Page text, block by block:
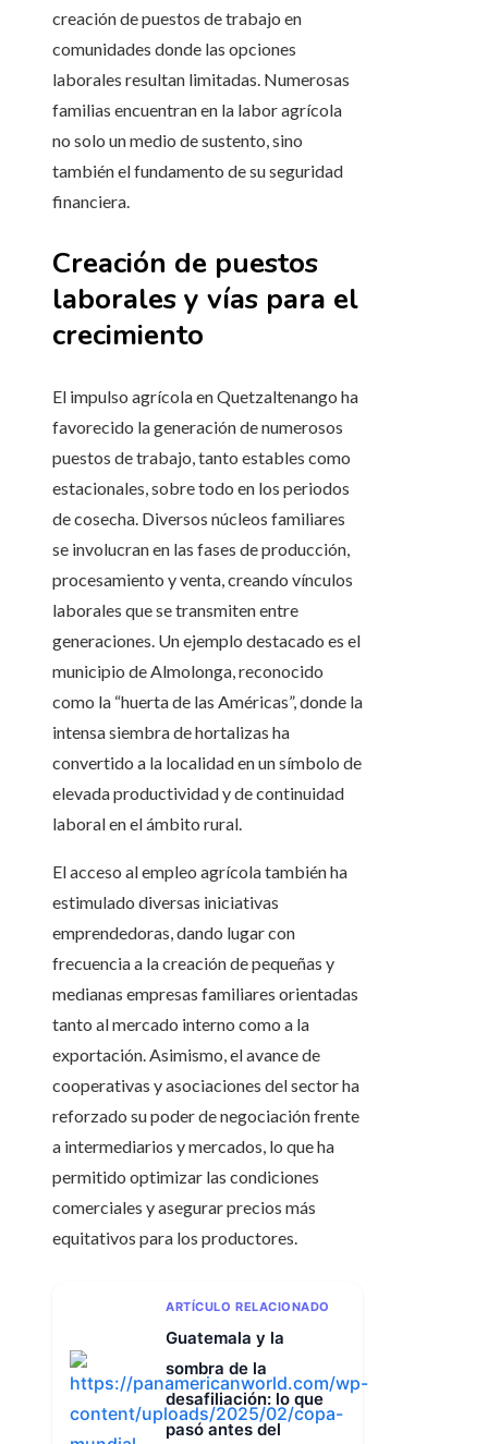
creación de puestos de trabajo en
comunidades donde las opciones
laborales resultan limitadas. Numerosas
familias encuentran en la labor agrícola
no solo un medio de sustento, sino
también el fundamento de su seguridad
financiera.
Creación de puestos
laborales y vías para el
crecimiento
El impulso agrícola en Quetzaltenango ha
favorecido la generación de numerosos
puestos de trabajo, tanto estables como
estacionales, sobre todo en los periodos
de cosecha. Diversos núcleos familiares
se involucran en las fases de producción,
procesamiento y venta, creando vínculos
laborales que se transmiten entre
generaciones. Un ejemplo destacado es el
municipio de Almolonga, reconocido
como la “huerta de las Américas”, donde la
intensa siembra de hortalizas ha
convertido a la localidad en un símbolo de
elevada productividad y de continuidad
laboral en el ámbito rural.
El acceso al empleo agrícola también ha
estimulado diversas iniciativas
emprendedoras, dando lugar con
frecuencia a la creación de pequeñas y
medianas empresas familiares orientadas
tanto al mercado interno como a la
exportación. Asimismo, el avance de
cooperativas y asociaciones del sector ha
reforzado su poder de negociación frente
a intermediarios y mercados, lo que ha
permitido optimizar las condiciones
comerciales y asegurar precios más
equitativos para los productores.
ARTÍCULO RELACIONADO
Guatemala y la
sombra de la
desafiliación: lo que
pasó antes del